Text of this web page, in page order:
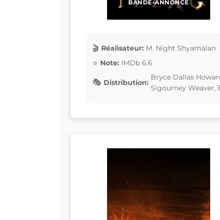
BANDE-ANNONCE
Réalisateur: M. Night Shyamalan
Note: IMDb 6.6
Distribution:
Bryce Dallas
Sigourney Weaver,